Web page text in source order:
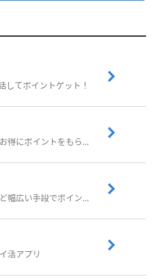
してポイントゲット！
歩いてポイ活！日常生活でお得にポイントをもらおう
歩いたりアンケート回答など幅広い手段でポイントをゲット
活アプリ